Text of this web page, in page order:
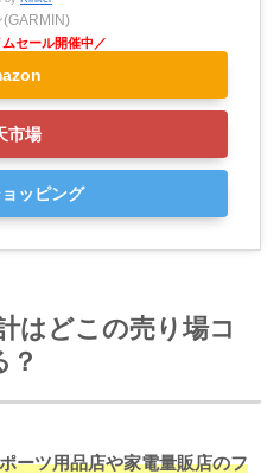
(GARMIN)
市場
ッピング
はどこの売り場コ
？
ーツ用品店や家電量販店のフ